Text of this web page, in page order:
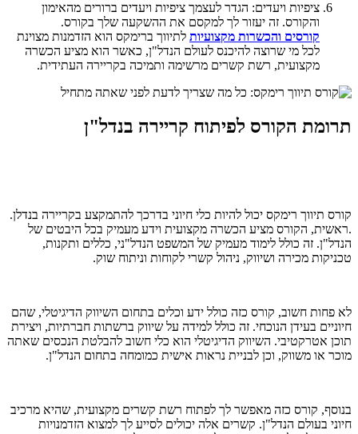
ציפיות ויעדים: הגדר לעצמך ציפיות ויעדים ברורים מהאימון
והקורס. זה יעזור לך למקסם את ההשקעה שלך בקורס.
קורסים והכשרות מקצועיות לתיווך ברימקס הוא הזדמנות מצוינת
לכל מי שרוצה להיכנס לעולם הנדל"ן, כאשר הוא מציע הכשרה
מקצועית, רשת קשרים מרשימה ותמיכה בקריירה העתידית.
תרומת הקורס לפיתוח קריירה בנדל"ן
קורס תיווך רימקס יכול להיות כלי חיוני בדרכך להתמקצע בקריירה בנדלן.
.ראשית, הקורס מציע הכשרה מקצועית וידע מעמיק בכל היבטים של
הנדל"ן. זה כולל לימוד מעמיק של המשפט הנדל"ני, כללים ותקנות,
טכניקות מכירה ושיווק, ניהול קשרי לקוחות וניתוח שוק.
לא פחות חשוב, קורס כזה כולל ידע וכלים בתחום השיווק הדיגיטלי, שהם
חיוניים בעידן הנוכחי. זה כולל למידה על שיווק ברשתות חברתיות, ויצירת
תוכן אטרקטיבי. השיווק הדיגיטלי הוא כלי חשוב להבלטת הנכסים שאתה
מוכר או משווק, וכן לבניית נראות אישית כמומחה בתחום הנדל"ן.
בנוסף, קורס כזה מאפשר לך לפתוח רשת קשרים מקצועית, שהיא מרכיב
חיוני בעולם הנדל"ן. קשרים אלה יכולים לסייע לך למצוא הזדמנויות